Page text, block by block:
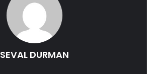
SEVAL DURMAN